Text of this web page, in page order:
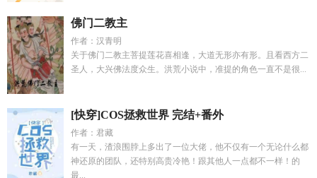
佛门二教主
作者：汉青明
关于佛门二教主菩提莲花喜相逢，大道无形亦有形。且看西方二
圣人，大兴佛法度众生。洪荒小说中，准提的角色一直不是很...
[快穿]COS拯救世界 完结+番外
作者：君藏
有一天，渣浪围脖上多出了一位大佬，他不仅有一个无论什么都
神还原的团队，还特别高贵冷艳！跟其他人一点都不一样！的
最...